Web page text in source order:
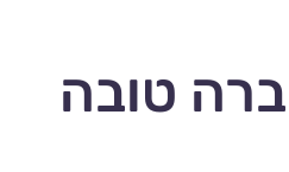
טובה